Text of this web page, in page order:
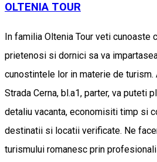
OLTENIA TOUR
In familia Oltenia Tour veti cunoaste
prietenosi si dornici sa va
cunostintele lor in materie de turism.
Strada Cerna, bl.a1, parter, va puteti
detaliu vacanta, economisiti timp si
destinatii si locatii verificate. Ne
turismului romanesc prin